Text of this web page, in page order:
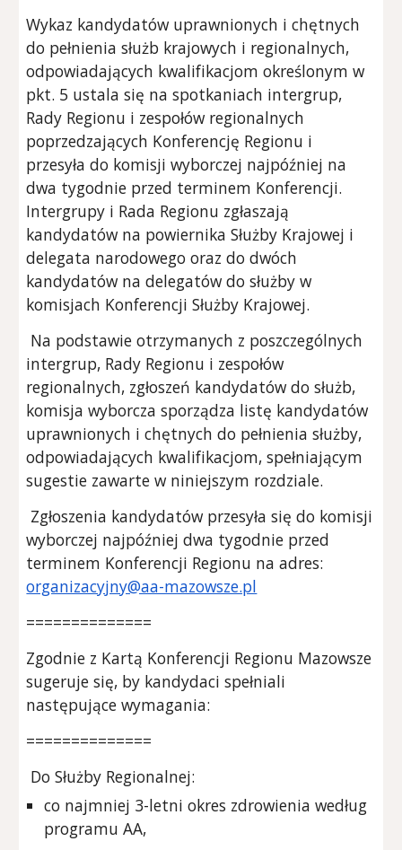
Wykaz kandydatów uprawnionych i chętnych
do pełnienia służb krajowych i regionalnych,
odpowiadających kwalifikacjom określonym w
pkt. 5 ustala się na spotkaniach intergrup,
Rady Regionu i zespołów regionalnych
poprzedzających Konferencję Regionu i
przesyła do komisji wyborczej najpóźniej na
dwa tygodnie przed terminem Konferencji.
Intergrupy i Rada Regionu zgłaszają
kandydatów na powiernika Służby Krajowej i
delegata narodowego oraz do dwóch
kandydatów na delegatów do służby w
komisjach Konferencji Służby Krajowej.
Na podstawie otrzymanych z poszczególnych
intergrup, Rady Regionu i zespołów
regionalnych, zgłoszeń kandydatów do służb,
komisja wyborcza sporządza listę kandydatów
uprawnionych i chętnych do pełnienia służby,
odpowiadających kwalifikacjom, spełniającym
sugestie zawarte w niniejszym rozdziale.
Zgłoszenia kandydatów przesyła się do komisji
wyborczej najpóźniej dwa tygodnie przed
terminem Konferencji Regionu na adres:
organizacyjny@aa-mazowsze.pl
==============
Zgodnie z Kartą Konferencji Regionu Mazowsze
sugeruje się, by kandydaci spełniali
następujące wymagania:
==============
Do Służby Regionalnej:
co najmniej 3-letni okres zdrowienia według
programu AA,